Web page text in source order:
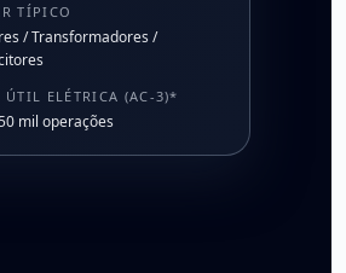
TÍPICO
/ Transformadores /
ÚTIL ELÉTRICA (AC-3)*
mil operações